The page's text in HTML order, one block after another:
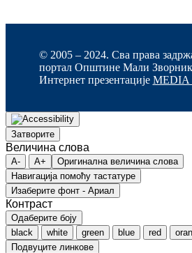
© 2005 – 2024. Сва права
портал Општине Мали
Интернет презентације MEDIA
Затворите
Величина слова
A- A+
Оригинална величина слова
Навигација помоћу тастатуре
Изаберите фонт - Ариал
Контраст
Одаберите боју
black
white green blue red
Подвуците линкове